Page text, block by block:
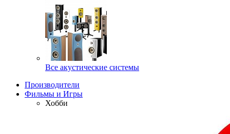
Все акустические системы
Производители
Фильмы и Игры
Хобби